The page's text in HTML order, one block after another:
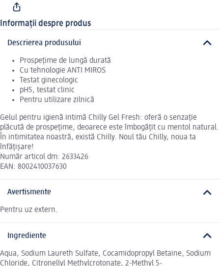
Informații despre produs
Descrierea produsului
Prospețime de lungă durată
Cu tehnologie ANTI MIROS
Testat ginecologic
pH5, testat clinic
Pentru utilizare zilnică
Gelul pentru igienă intimă Chilly Gel Fresh: oferă o senzație
plăcută de prospețime, deoarece este îmbogățit cu mentol natural.
În intimitatea noastră, există Chilly. Noul tău Chilly, noua ta
înfățișare!
Număr articol dm: 2633426
EAN: 8002410037630
Avertismente
Pentru uz extern.
Ingrediente
Aqua, Sodium Laureth Sulfate, Cocamidopropyl Betaine, Sodium
Chloride, Citronellyl Methylcrotonate, 2-Methyl 5-